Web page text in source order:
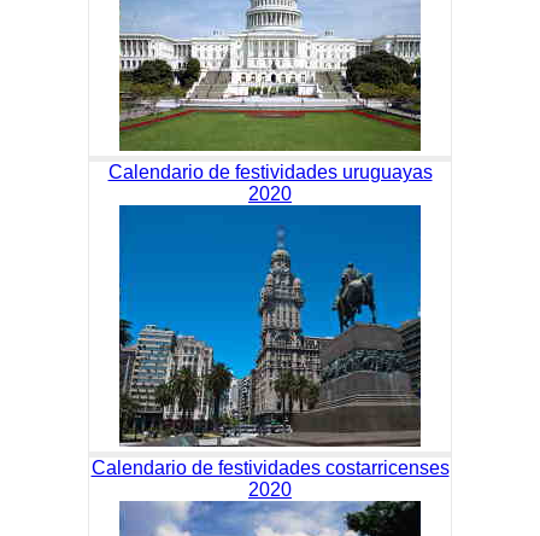
Calendario de festividades uruguayas
2020
Calendario de festividades costarricenses
2020